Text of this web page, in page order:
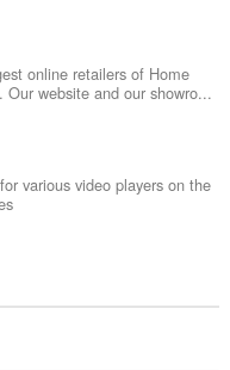
online retailers of Home
website and our showro...
various video players on the